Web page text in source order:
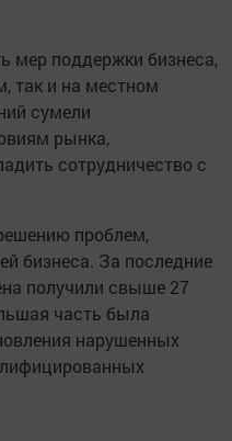
мер поддержки бизнеса,
так и на местном
сумели
рынка,
сотрудничество с
проблем,
бизнеса. За последние
получили свыше 27
часть была
нарушенных